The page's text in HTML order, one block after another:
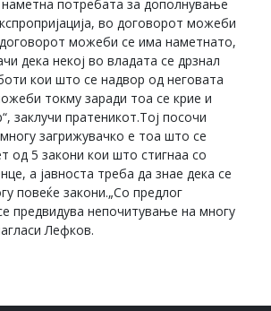
потребата за дополнување
во договорот можеби
можеби се има наметнато,
дека некој во владата се дрзнал
кои што се надвор од неговата
токму заради тоа се крие и
заклучи пратеникот.Тој посочи
загрижувачко е тоа што се
од 5 закони кои што стигнаа со
а јавноста треба да знае дека се
повеќе закони.„Со предлог
предвидува непочитување на многу
Лефков.